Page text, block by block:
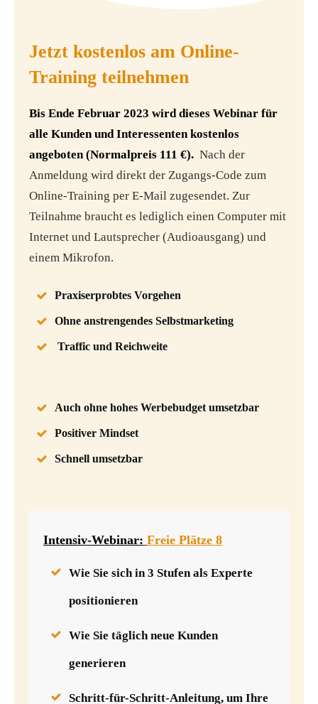
Jetzt kostenlos am Online-
Training teilnehmen
Bis Ende Februar 2023 wird dieses Webinar für
alle Kunden und Interessenten kostenlos
angeboten (Normalpreis 111 €). Nach der
Anmeldung wird direkt der Zugangs-Code zum
Online-Training per E-Mail zugesendet. Zur
Teilnahme braucht es lediglich einen Computer mit
Internet und Lautsprecher (Audioausgang) und
einem Mikrofon.
Praxiserprobtes Vorgehen
Ohne anstrengendes Selbstmarketing
Traffic und Reichweite
Auch ohne hohes Werbebudget umsetzbar
Positiver Mindset
Schnell umsetzbar
Intensiv-Webinar: Freie Plätze 8
Wie Sie sich in 3 Stufen als Experte
positionieren
Wie Sie täglich neue Kunden
generieren
Schritt-für-Schritt-Anleitung, um Ihre